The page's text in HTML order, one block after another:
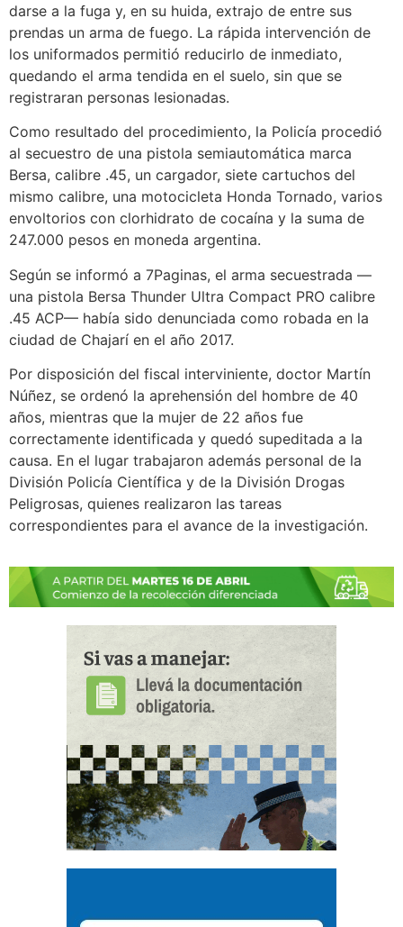
darse a la fuga y, en su huida, extrajo de entre sus
prendas un arma de fuego. La rápida intervención de
los uniformados permitió reducirlo de inmediato,
quedando el arma tendida en el suelo, sin que se
registraran personas lesionadas.
Como resultado del procedimiento, la Policía procedió
al secuestro de una pistola semiautomática marca
Bersa, calibre .45, un cargador, siete cartuchos del
mismo calibre, una motocicleta Honda Tornado, varios
envoltorios con clorhidrato de cocaína y la suma de
247.000 pesos en moneda argentina.
Según se informó a 7Paginas, el arma secuestrada —
una pistola Bersa Thunder Ultra Compact PRO calibre
.45 ACP— había sido denunciada como robada en la
ciudad de Chajarí en el año 2017.
Por disposición del fiscal interviniente, doctor Martín
Núñez, se ordenó la aprehensión del hombre de 40
años, mientras que la mujer de 22 años fue
correctamente identificada y quedó supeditada a la
causa. En el lugar trabajaron además personal de la
División Policía Científica y de la División Drogas
Peligrosas, quienes realizaron las tareas
correspondientes para el avance de la investigación.